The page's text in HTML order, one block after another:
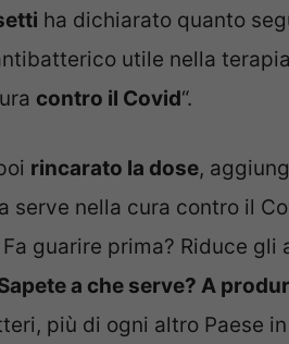
ha dichiarato quanto
utile nella
contro il Covid“.
rincarato la dose,
serve nella cura contro il
guarire prima? Riduce
a che serve? A
più di ogni altro Paese in